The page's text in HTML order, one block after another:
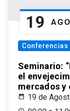
19 AGO
Conferencias
Seminario:
el
mercados y
19 de